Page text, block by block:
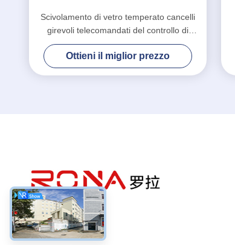
Scivolamento di vetro temperato cancelli
girevoli telecomandati del controllo di
accesso del cancello girevole di Fastlane
Ottieni il miglior prezzo
Mezzi sociali